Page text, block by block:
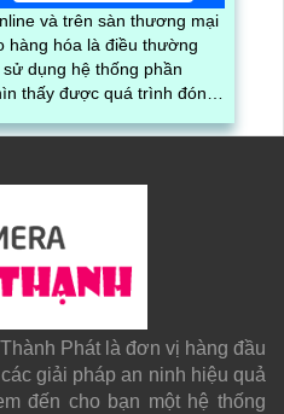
và trên sàn thương mại
hàng hóa là điều thường
dụng hệ thống phần
thấy được quá trình đóng
Phát là đơn vị hàng đầu
giải pháp an ninh hiệu quả
đến cho bạn một hệ thống